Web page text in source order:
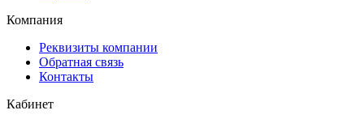
Компания
Реквизиты компании
Обратная связь
Контакты
Кабинет